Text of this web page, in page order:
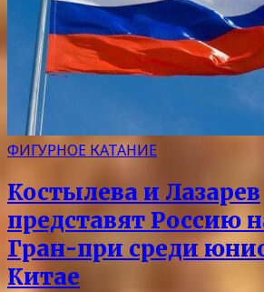
ФИГУРНОЕ КАТАНИЕ
Костылева и Лазарев
представят Россию
Гран-при среди
Китае